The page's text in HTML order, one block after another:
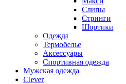
Слипы
Стринги
Шортики
Одежда
Термобелье
Аксессуары
Спортивная одежда
Мужская одежда
Clever